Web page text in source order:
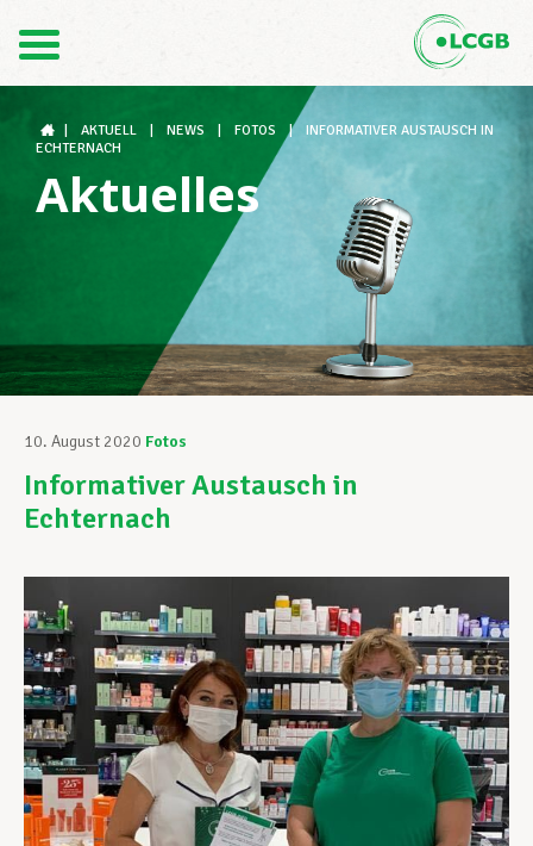
FR
Der LCGB
Gewerkschaftsstrukturen
Unterstützung im Arbeitsalltag
Ihre Rechte
Unterstützung im Privatleben
Berufliche Weiterentwicklung
Mitglied werden
AKTUELL NEWS FOTOS |
INFORMATIVER AUSTAUSCH IN
ECHTERNACH
Aktuelles
10. August 2020 Fotos
Informativer Austausch in
Echternach